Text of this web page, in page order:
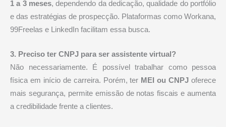
1 a 3 meses, dependendo da dedicação, qualidade do portfólio
e das estratégias de prospecção. Plataformas como Workana,
99Freelas e LinkedIn facilitam essa busca.
3. Preciso ter CNPJ para ser assistente virtual?
Não necessariamente. É possível trabalhar como pessoa
física em início de carreira. Porém, ter MEI ou CNPJ oferece
mais segurança, permite emissão de notas fiscais e aumenta
a credibilidade frente a clientes.